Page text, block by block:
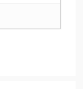
électrique
ils